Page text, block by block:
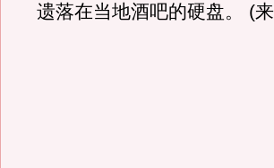
遗落在当地酒吧的硬盘。 (